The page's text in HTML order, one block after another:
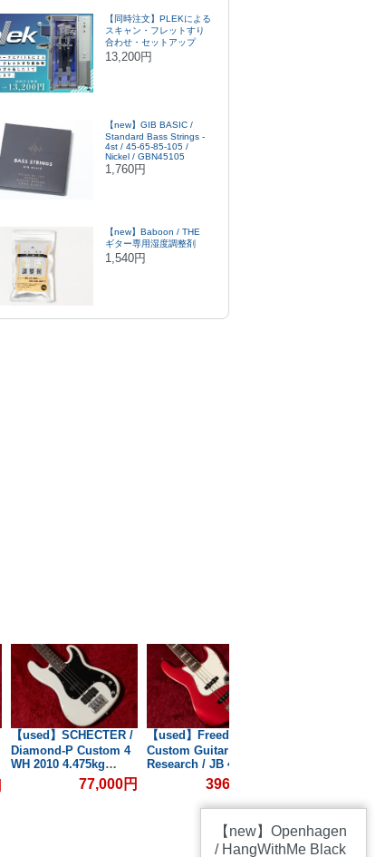
【new】Openhagen
/ HangWithMe Black
【同時注文】PLEKによる
スキャン・フレットすり
合わせ・セットアップ
13,200円
【new】GIB BASIC /
Standard Bass Strings -
4st / 45-65-85-105 /
Nickel / GBN45105
1,760円
【new】Baboon / THE
ギター専用湿度調整剤
1,540円
【used】SCHECTER /
Diamond-P Custom 4
WH 2010 4.475kg
#W10122489【GIB横
77,000円
【used】Freedom
Custom Guitar
Research / JB 4st CAR
MH 2015 4.285kg
#00863【GIB横浜】
396,000円